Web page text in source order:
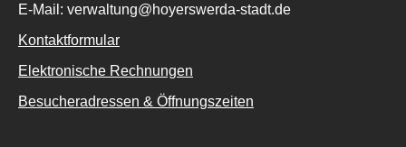
E-Mail: verwaltung@hoyerswerda-stadt.de
Kontaktformular
Elektronische Rechnungen
Besucheradressen & Öffnungszeiten